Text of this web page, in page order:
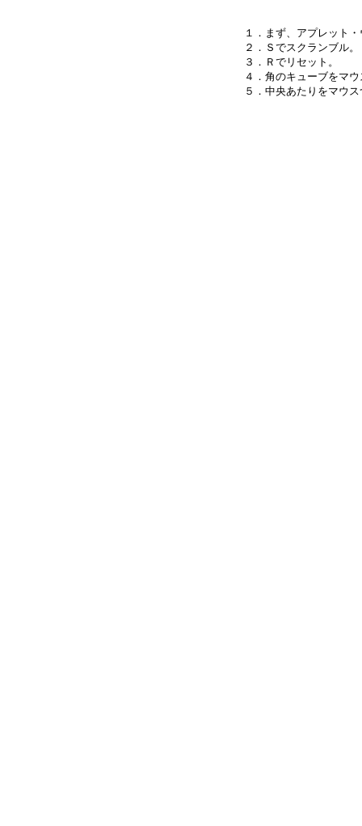
１．まず、アプレット
２．Ｓでスクランブル。
３．Ｒでリセット。
４．角のキューブをマ